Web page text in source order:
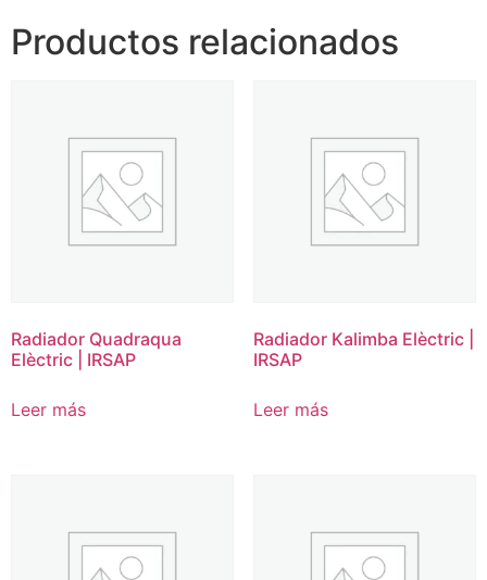
Productos relacionados
Radiador Quadraqua
Elèctric | IRSAP
Leer más
Radiador Kalimba Elèctric |
IRSAP
Leer más